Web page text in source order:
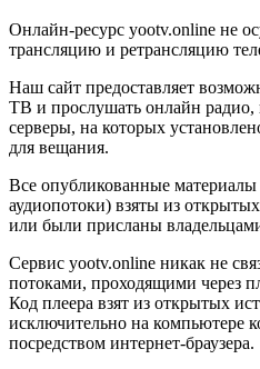
Онлайн-ресурс yootv.online не
трансляцию и ретрансляцию
Наш сайт предоставляет
ТВ и прослушать онлайн радио,
серверы, на которых
для вещания.
Все опубликованные
аудиопотоки) взяты из
или были присланы
Сервис yootv.online никак не
потоками, проходящими через
Код плеера взят из открытых
исключительно на компьютере
посредством интернет-браузера.